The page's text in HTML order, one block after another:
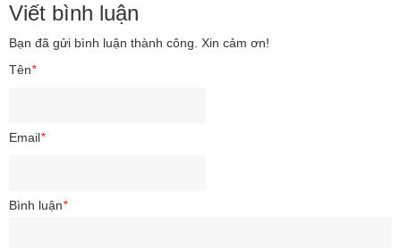
Viết bình luận
Bạn đã gửi bình luận thành công. Xin cảm ơn!
Tên*
Email*
Bình luận*